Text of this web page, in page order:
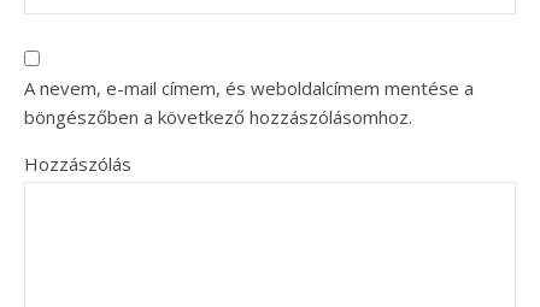
A nevem, e-mail címem, és weboldalcímem mentése a
böngészőben a következő hozzászólásomhoz.
Hozzászólás